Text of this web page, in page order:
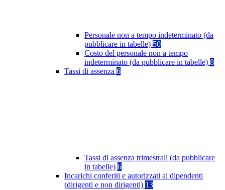
Personale non a tempo indeterminato (da
pubblicare in tabelle) 50
Costo del personale non a tempo
indeterminato (da pubblicare in tabelle) 8
Tassi di assenza 6
Tassi di assenza trimestrali (da pubblicare
in tabelle) 6
Incarichi conferiti e autorizzati ai dipendenti
(dirigenti e non dirigenti) 13